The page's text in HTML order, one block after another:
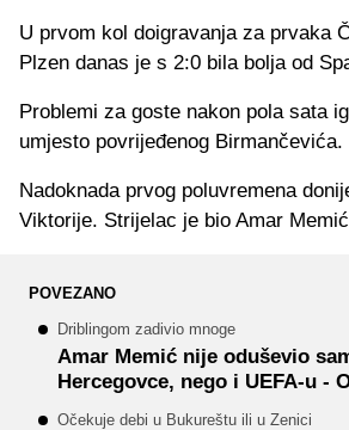
U prvom kol doigravanja za prvaka
Plzen danas je s 2:0 bila bolja od
Problemi za goste nakon pola sata
umjesto povrijeđenog Birmančevića.
Nadoknada prvog poluvremena
Viktorije. Strijelac je bio Amar
POVEZANO
Driblingom zadivio mnoge
Amar Memić nije oduševio
Hercegovce, nego i UEFA-u -
Očekuje debi u Bukureštu ili u Zenici